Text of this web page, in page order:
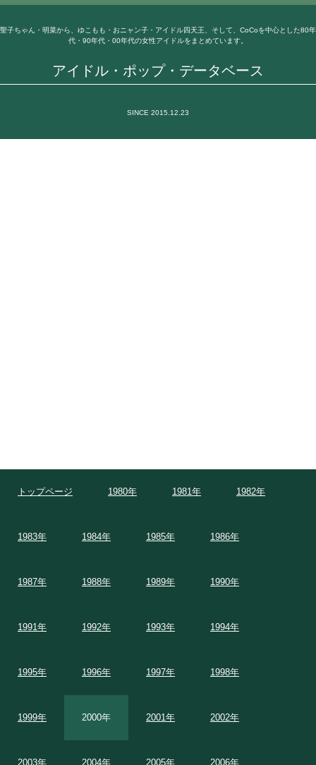
アイドル・ポップ・データベース
聖子ちゃん・明菜から、ゆこもも・おニャン子・アイドル四天王、そして、CoCoを中心とした80年
代・90年代・00年代の女性アイドルをまとめています。
SINCE 2015.12.23
トップページ 1980年 1981年 1982年
1983年 1984年 1985年 1986年
1987年 1988年 1989年 1990年
1991年 1992年 1993年 1994年
1995年 1996年 1997年 1998年
1999年 2000年 2001年 2002年
2003年 2004年 2005年 2006年